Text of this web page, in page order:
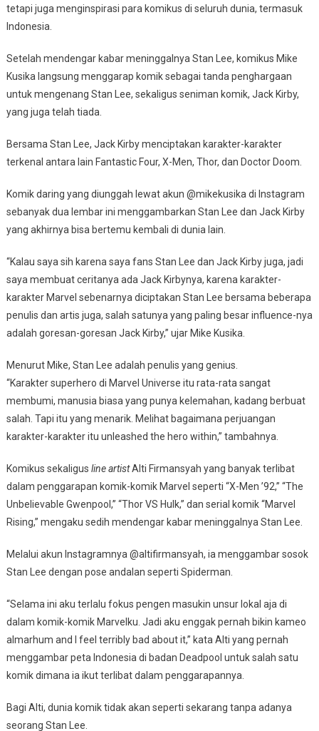
tetapi juga menginspirasi para komikus di seluruh dunia, termasuk
Indonesia.
Setelah mendengar kabar meninggalnya Stan Lee, komikus Mike
Kusika langsung menggarap komik sebagai tanda penghargaan
untuk mengenang Stan Lee, sekaligus seniman komik, Jack Kirby,
yang juga telah tiada.
Bersama Stan Lee, Jack Kirby menciptakan karakter-karakter
terkenal antara lain Fantastic Four, X-Men, Thor, dan Doctor Doom.
Komik daring yang diunggah lewat akun @mikekusika di Instagram
sebanyak dua lembar ini menggambarkan Stan Lee dan Jack Kirby
yang akhirnya bisa bertemu kembali di dunia lain.
“Kalau saya sih karena saya fans Stan Lee dan Jack Kirby juga, jadi
saya membuat ceritanya ada Jack Kirbynya, karena karakter-
karakter Marvel sebenarnya diciptakan Stan Lee bersama beberapa
penulis dan artis juga, salah satunya yang paling besar influence-nya
adalah goresan-goresan Jack Kirby,” ujar Mike Kusika.
Menurut Mike, Stan Lee adalah penulis yang genius.
“Karakter superhero di Marvel Universe itu rata-rata sangat
membumi, manusia biasa yang punya kelemahan, kadang berbuat
salah. Tapi itu yang menarik. Melihat bagaimana perjuangan
karakter-karakter itu unleashed the hero within,” tambahnya.
Komikus sekaligus line artistAlti Firmansyah yang banyak terlibat
dalam penggarapan komik-komik Marvel seperti “X-Men ’92,” “The
Unbelievable Gwenpool,” “Thor VS Hulk,” dan serial komik “Marvel
Rising,” mengaku sedih mendengar kabar meninggalnya Stan Lee.
Melalui akun Instagramnya @altifirmansyah, ia menggambar sosok
Stan Lee dengan pose andalan seperti Spiderman.
“Selama ini aku terlalu fokus pengen masukin unsur lokal aja di
dalam komik-komik Marvelku. Jadi aku enggak pernah bikin kameo
almarhum and I feel terribly bad about it,” kata Alti yang pernah
menggambar peta Indonesia di badan Deadpool untuk salah satu
komik dimana ia ikut terlibat dalam penggarapannya.
Bagi Alti, dunia komik tidak akan seperti sekarang tanpa adanya
seorang Stan Lee.